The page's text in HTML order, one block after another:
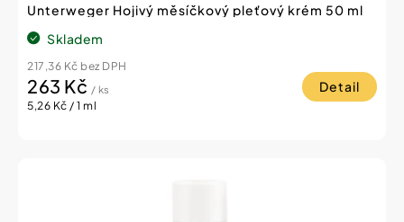
Unterweger Hojivý měsíčkový pleťový krém 50 ml
Skladem
217,36 Kč bez DPH
263 Kč / ks
Měrná
5,26 Kč / 1 ml
Detail